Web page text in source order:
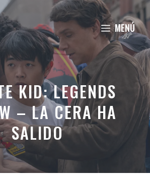
MENÚ
KID: LEGENDS
– LA CERA HA
SALIDO